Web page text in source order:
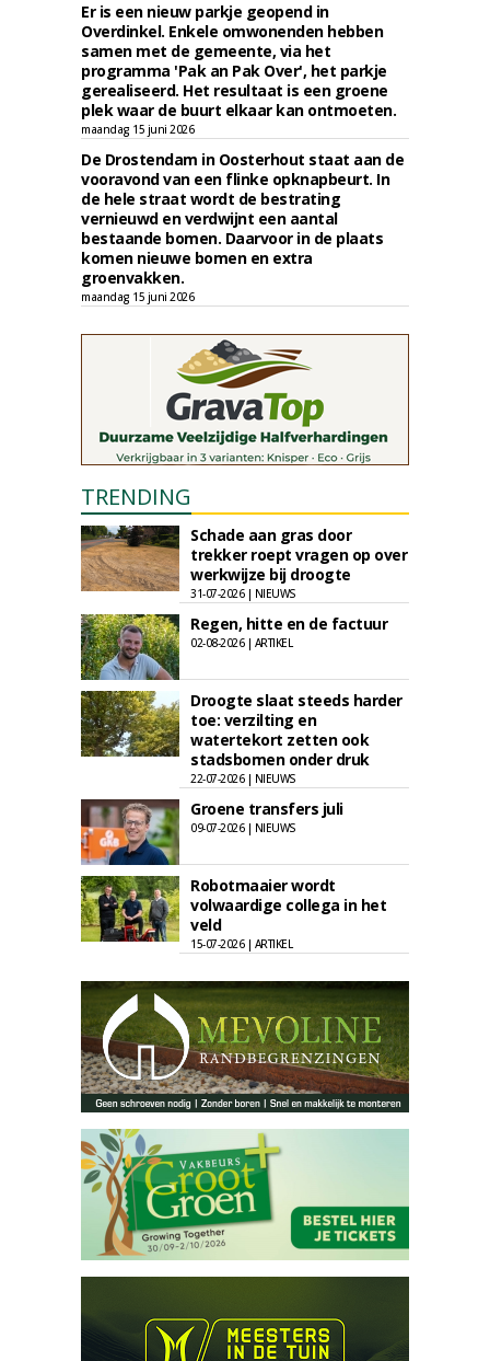
Er is een nieuw parkje geopend in
Overdinkel. Enkele omwonenden hebben
samen met de gemeente, via het
programma 'Pak an Pak Over', het parkje
gerealiseerd. Het resultaat is een groene
plek waar de buurt elkaar kan ontmoeten.
maandag 15 juni 2026
De Drostendam in Oosterhout staat aan de
vooravond van een flinke opknapbeurt. In
de hele straat wordt de bestrating
vernieuwd en verdwijnt een aantal
bestaande bomen. Daarvoor in de plaats
komen nieuwe bomen en extra
groenvakken.
maandag 15 juni 2026
TRENDING
Schade aan gras door
trekker roept vragen op over
werkwijze bij droogte
31-07-2026 | NIEUWS
Regen, hitte en de factuur
02-08-2026 | ARTIKEL
Droogte slaat steeds harder
toe: verzilting en
watertekort zetten ook
stadsbomen onder druk
22-07-2026 | NIEUWS
Groene transfers juli
09-07-2026 | NIEUWS
Robotmaaier wordt
volwaardige collega in het
veld
15-07-2026 | ARTIKEL